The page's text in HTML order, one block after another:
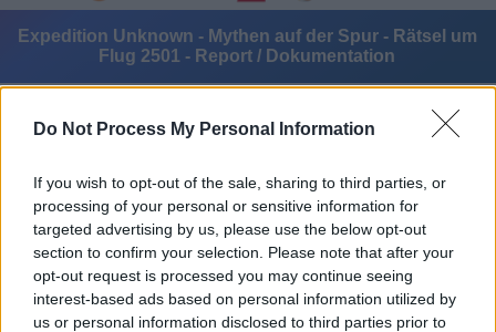
Do Not Process My Personal Information
If you wish to opt-out of the sale, sharing to third parties, or
processing of your personal or sensitive information for
targeted advertising by us, please use the below opt-out
section to confirm your selection. Please note that after your
opt-out request is processed you may continue seeing
interest-based ads based on personal information utilized by
us or personal information disclosed to third parties prior to
Alle Sender
Expedition Unknown - Mythen auf der Spur - Rätsel um
Flug 2501 - Report / Dokumentation